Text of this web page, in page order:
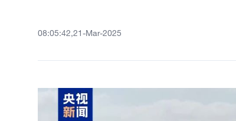
08:05:42,21-Mar-2025